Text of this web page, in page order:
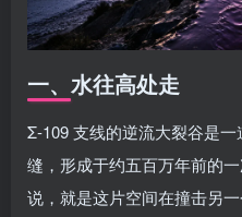
一、水往高处走
Σ-109 支线的逆流大裂谷是一
缝，形成于约五百万年前的
说，就是这片空间在撞击另